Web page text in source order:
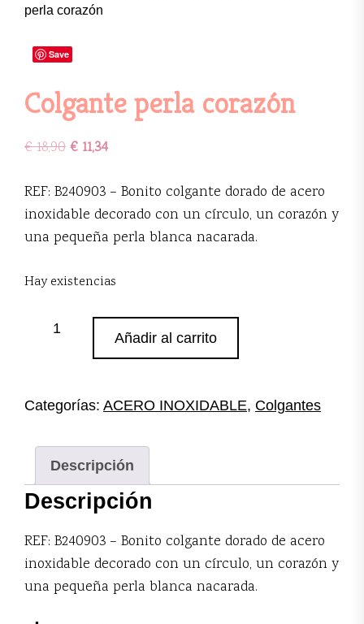
perla corazón
Save
Colgante perla corazón
€18,90€ 11,34
REF: B240903 – Bonito colgante dorado de acero
inoxidable decorado con un círculo, un corazón y
una pequeña perla blanca nacarada.
Hay existencias
Colgante
Añadir al carrito
Categorías: ACERO INOXIDABLE, Colgantes
Descripción
Descripción
REF: B240903 – Bonito colgante dorado de acero
inoxidable decorado con un círculo, un corazón y
una pequeña perla blanca nacarada.